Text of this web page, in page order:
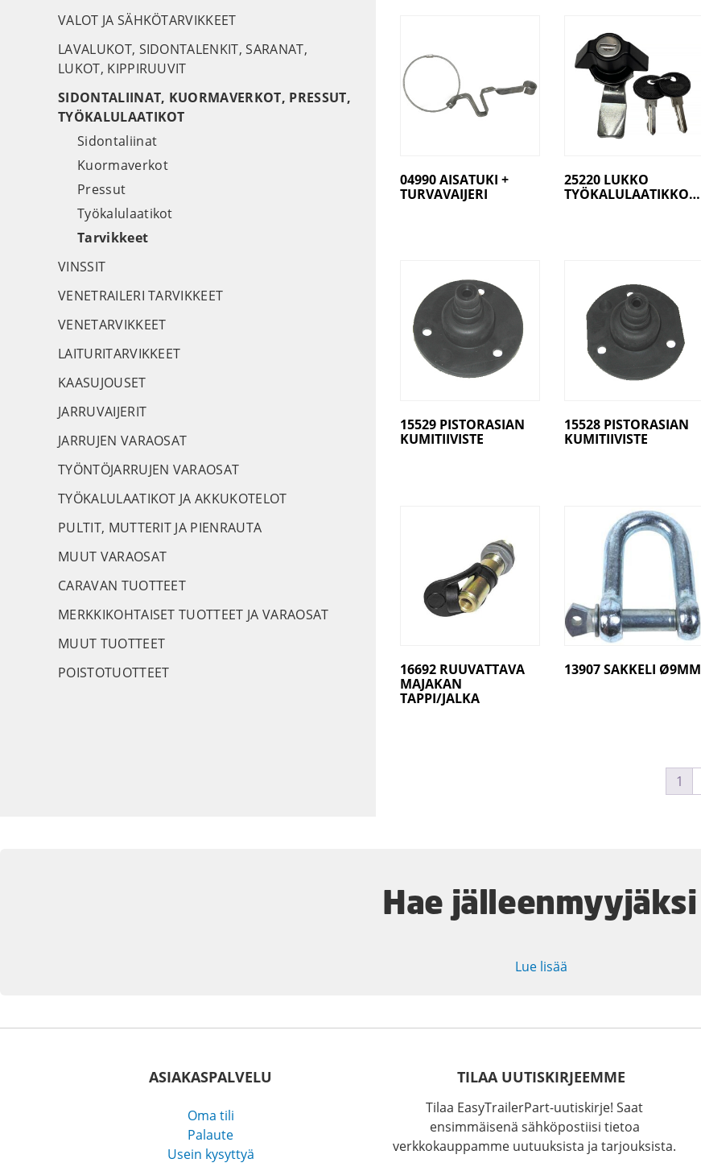
04990 AISATUKI +
TURVAVAIJERI
25220 LUKKO
TYÖKALULAATIKKOON
15529 PISTORASIAN
KUMITIIVISTE
15528 PISTORASIAN
KUMITIIVISTE
16692 RUUVATTAVA
MAJAKAN
TAPPI/JALKA
13907 SAKKELI Ø9MM
1
VALOT JA SÄHKÖTARVIKKEET
LAVALUKOT, SIDONTALENKIT, SARANAT,
LUKOT, KIPPIRUUVIT
SIDONTALIINAT, KUORMAVERKOT, PRESSUT,
TYÖKALULAATIKOT
Sidontaliinat
Kuormaverkot
Pressut
Työkalulaatikot
Tarvikkeet
VINSSIT
VENETRAILERI TARVIKKEET
VENETARVIKKEET
LAITURITARVIKKEET
KAASUJOUSET
JARRUVAIJERIT
JARRUJEN VARAOSAT
TYÖNTÖJARRUJEN VARAOSAT
TYÖKALULAATIKOT JA AKKUKOTELOT
PULTIT, MUTTERIT JA PIENRAUTA
MUUT VARAOSAT
CARAVAN TUOTTEET
MERKKIKOHTAISET TUOTTEET JA VARAOSAT
MUUT TUOTTEET
POISTOTUOTTEET
Hae jälleenmyyjäksi
Lue lisää
ASIAKASPALVELU
Oma tili
Palaute
Usein kysyttyä
TILAA UUTISKIRJEEMME
Tilaa EasyTrailerPart-uutiskirje! Saat
ensimmäisenä sähköpostiisi tietoa
verkkokauppamme uutuuksista ja tarjouksista.